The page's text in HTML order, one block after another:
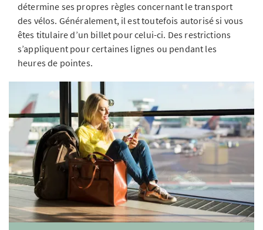
détermine ses propres règles concernant le transport
des vélos. Généralement, il est toutefois autorisé si vous
êtes titulaire d’un billet pour celui-ci. Des restrictions
s’appliquent pour certaines lignes ou pendant les
heures de pointes.